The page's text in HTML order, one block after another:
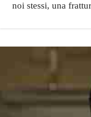
noi stessi, una